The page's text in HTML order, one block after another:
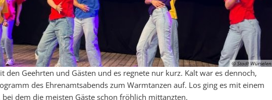
© Stadt Würselen
den Geehrten und Gästen und es regnete nur kurz. Kalt war es dennoch,
des Ehrenamtsabends zum Warmtanzen auf. Los ging es mit einem
dem die meisten Gäste schon fröhlich mittanzten.